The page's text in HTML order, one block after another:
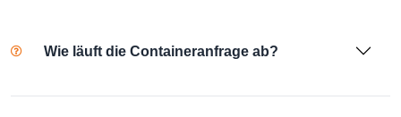
Wie läuft die Containeranfrage ab?